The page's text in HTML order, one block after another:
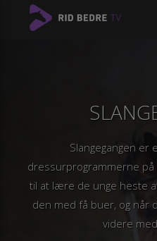
Slangegangen er
dressurprogrammerne på
til at lære de unge heste
den med få buer, og når
videre